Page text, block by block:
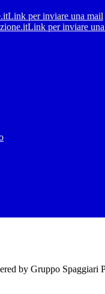
Link per inviare una mail
Link per inviare
by Gruppo